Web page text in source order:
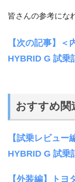
皆さんの参考にな
【次の記事】
HYBRID G 試
おすすめ関
【試乗レビュ
HYBRID G 試
【外装編】ト